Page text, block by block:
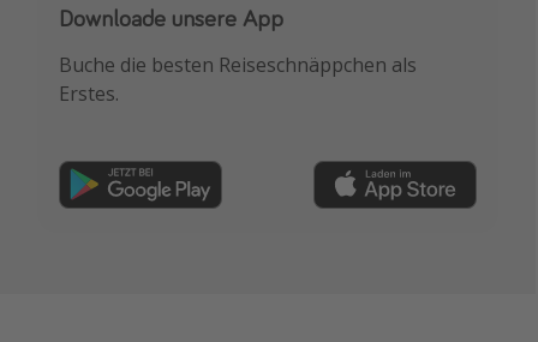
Downloade unsere App
Buche die besten Reiseschnäppchen als
Erstes.